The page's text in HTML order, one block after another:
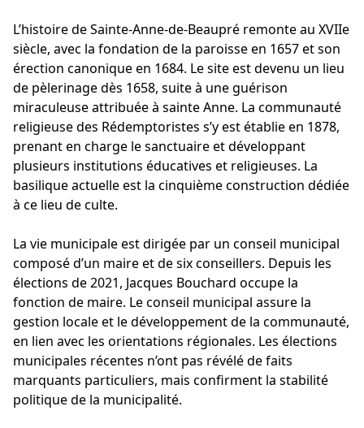
L’histoire de Sainte-Anne-de-Beaupré remonte au XVIIe
siècle, avec la fondation de la paroisse en 1657 et son
érection canonique en 1684. Le site est devenu un lieu
de pèlerinage dès 1658, suite à une guérison
miraculeuse attribuée à sainte Anne. La communauté
religieuse des Rédemptoristes s’y est établie en 1878,
prenant en charge le sanctuaire et développant
plusieurs institutions éducatives et religieuses. La
basilique actuelle est la cinquième construction dédiée
à ce lieu de culte.
La vie municipale est dirigée par un conseil municipal
composé d’un maire et de six conseillers. Depuis les
élections de 2021, Jacques Bouchard occupe la
fonction de maire. Le conseil municipal assure la
gestion locale et le développement de la communauté,
en lien avec les orientations régionales. Les élections
municipales récentes n’ont pas révélé de faits
marquants particuliers, mais confirment la stabilité
politique de la municipalité.